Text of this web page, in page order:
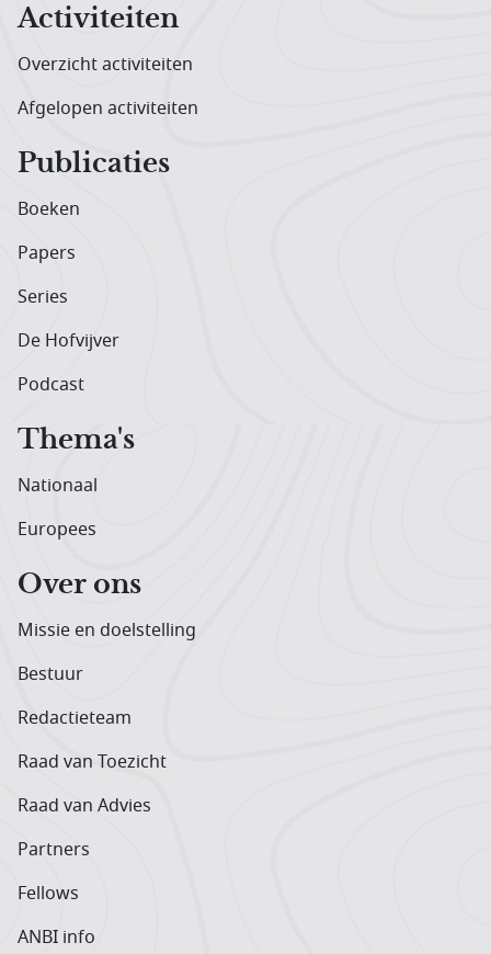
Activiteiten
Overzicht activiteiten
Afgelopen activiteiten
Publicaties
Boeken
Papers
Series
De Hofvijver
Podcast
Thema's
Nationaal
Europees
Over ons
Missie en doelstelling
Bestuur
Redactieteam
Raad van Toezicht
Raad van Advies
Partners
Fellows
ANBI info